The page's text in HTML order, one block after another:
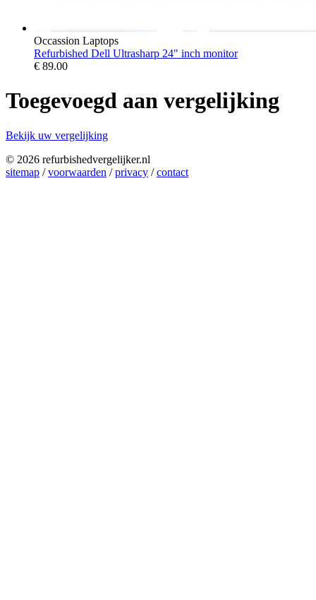
Occassion Laptops
Refurbished Dell Ultrasharp 24" inch monitor
€ 89.00
Toegevoegd aan vergelijking
Bekijk uw vergelijking
© 2026 refurbishedvergelijker.nl
sitemap /voorwaarden /privacy /contact